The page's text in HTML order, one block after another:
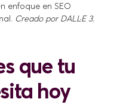
enfoque en SEO
Creado por DALL·E 3.
que tu
hoy